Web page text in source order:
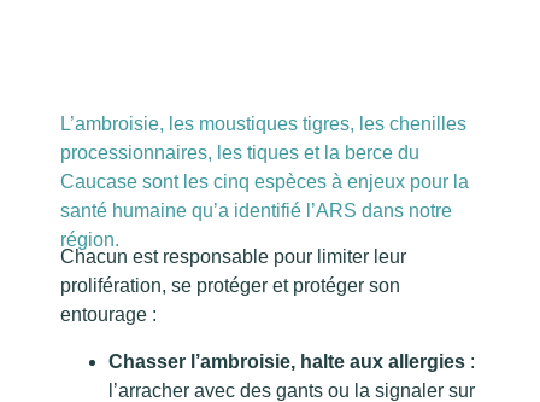
L’ambroisie, les moustiques tigres, les chenilles
processionnaires, les tiques et la berce du
Caucase sont les cinq espèces à enjeux pour la
santé humaine qu’a identifié l’ARS dans notre
région.
Chacun est responsable pour limiter leur
prolifération, se protéger et protéger son
entourage :
Chasser l’ambroisie, halte aux allergies :
l’arracher avec des gants ou la signaler sur